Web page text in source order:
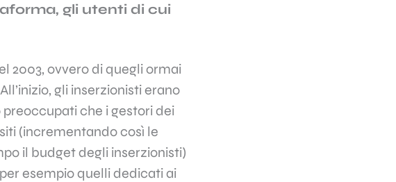
gli utenti di cui
2003, ovvero di quegli ormai
gli inserzionisti erano
che i gestori dei
(incrementando così le
il budget degli inserzionisti)
esempio quelli dedicati ai